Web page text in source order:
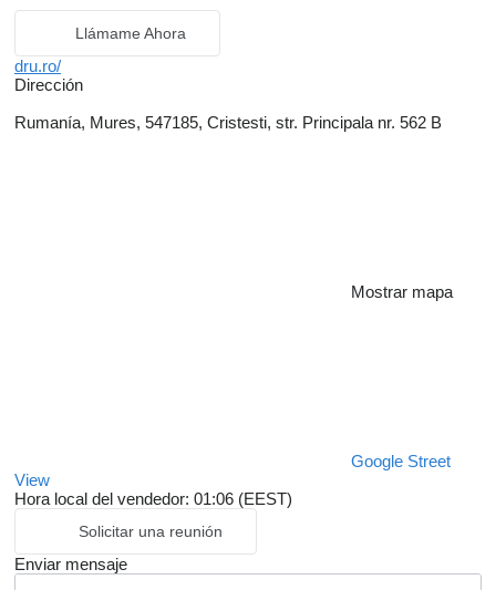
Llámame Ahora
dru.ro/
Dirección
Rumanía, Mures, 547185, Cristesti, str. Principala nr. 562 B
Mostrar mapa
Google Street
View
Hora local del vendedor: 01:06 (EEST)
Solicitar una reunión
Enviar mensaje